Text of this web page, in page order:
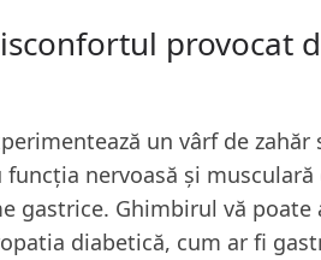
provocat
un vârf de zahăr
nervoasă și musculară
gastrice. Ghimbirul vă poate
diabetică, cum ar fi